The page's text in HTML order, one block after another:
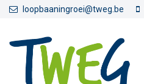
Overslaan en naar de inhoud gaan
loopbaaningroei@tweg.be